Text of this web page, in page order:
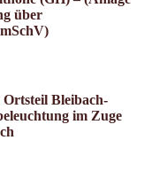
über
Ortsteil Bleibach-
im Zuge